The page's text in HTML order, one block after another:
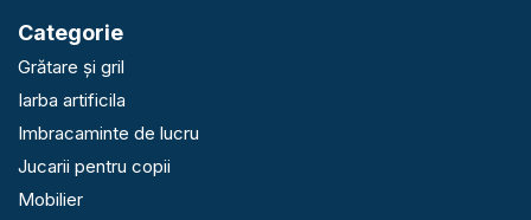
Categorie
Grătare și gril
Iarba artificila
Imbracaminte de lucru
Jucarii pentru copii
Mobilier